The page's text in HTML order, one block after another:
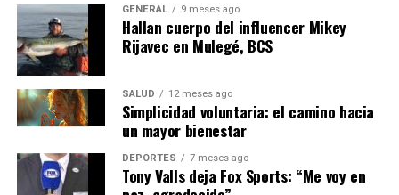
Más allá del resultado, este partido representa un paso
más en el camino hacia el Mundial 2026. Para Bolivia,
una victoria podría infundir confianza y motivación en
el equipo y sus seguidores, mientras que Brasil busca
consolidar su posición como uno de los favoritos para el
torneo mundial.
Con la mirada puesta en el futuro, ambos equipos saben
que cada encuentro es una oportunidad para aprender y
GENERAL 9 meses ago
Hallan cuerpo del influencer Mikey
Rijavec en Mulegé, BCS
SALUD 12 meses ago
Simplicidad voluntaria: el camino hacia
un mayor bienestar
DEPORTES 7 meses ago
Tony Valls deja Fox Sports: “Me voy en